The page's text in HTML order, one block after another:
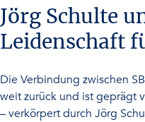
Jörg Schulte
Leidenschaft
Die Verbindung zwischen
weit zurück und ist geprägt
– verkörpert durch Jörg